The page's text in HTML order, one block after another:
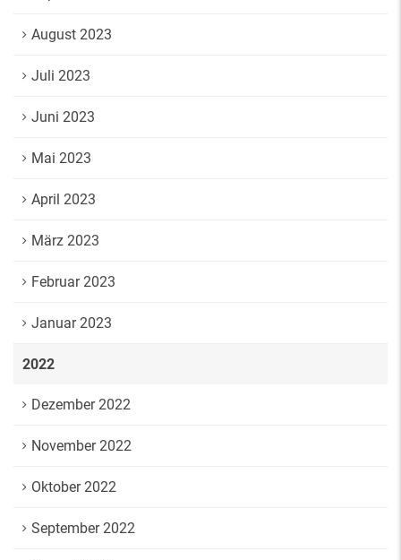
August 2023
Juli 2023
Juni 2023
Mai 2023
April 2023
März 2023
Februar 2023
Januar 2023
2022
Dezember 2022
November 2022
Oktober 2022
September 2022